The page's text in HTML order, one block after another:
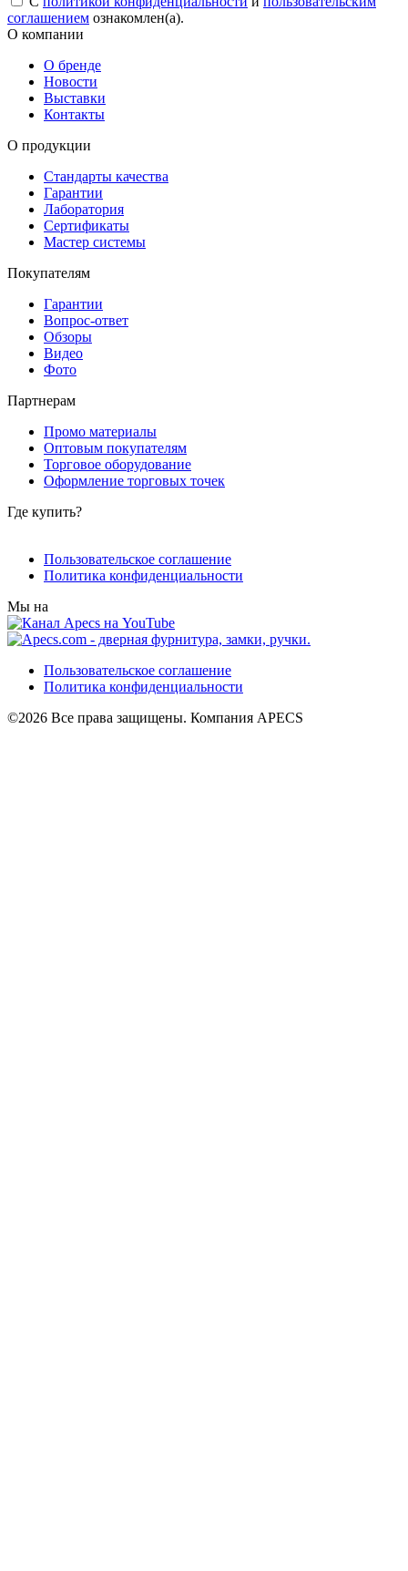
соглашением ознакомлен(а).
О компании
О бренде
Новости
Выставки
Контакты
О продукции
Стандарты качества
Гарантии
Лаборатория
Сертификаты
Мастер системы
Покупателям
Гарантии
Вопрос-ответ
Обзоры
Видео
Фото
Партнерам
Промо материалы
Оптовым покупателям
Торговое оборудование
Оформление торговых точек
Где купить?
Пользовательское соглашение
Политика конфиденциальности
Мы на
Пользовательское соглашение
Политика конфиденциальности
©2026 Все права защищены. Компания APECS